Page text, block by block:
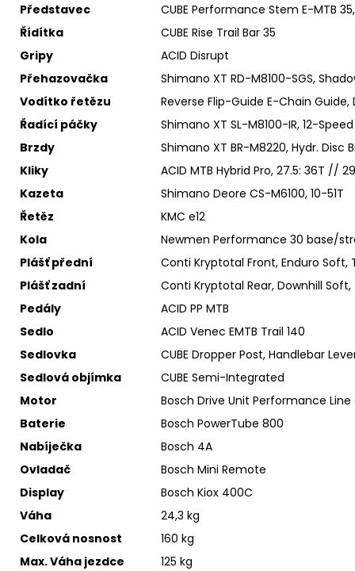
Představec
CUBE Performance Stem E-MTB
Řídítka
CUBE Rise Trail Bar 35
Gripy
ACID Disrupt
Přehazovačka
Shimano XT RD-M8100-SGS,
Vodítko řetězu
Reverse Flip-Guide E-Chain
Řadící páčky
Shimano XT SL-M8100-IR, 12-Speed
Brzdy
Shimano XT BR-M8220, Hydr. Disc
Kliky
ACID MTB Hybrid Pro, 27.5: 36T //
Kazeta
Shimano Deore CS-M6100, 10-51T
Řetěz
KMC e12
Kola
Newmen Performance 30 base/
Plášť přední
Conti Kryptotal Front, Enduro Soft,
Plášť zadní
Conti Kryptotal Rear, Downhill Soft,
Pedály
ACID PP MTB
Sedlo
ACID Venec EMTB Trail 140
Sedlovka
CUBE Dropper Post, Handlebar
Sedlová objímka
CUBE Semi-Integrated
Motor
Bosch Drive Unit Performance Line
Baterie
Bosch PowerTube 800
Nabíječka
Bosch 4A
Ovladač
Bosch Mini Remote
Display
Bosch Kiox 400C
Váha
24,3 kg
Celková nosnost
160 kg
Max. Váha jezdce
125 kg